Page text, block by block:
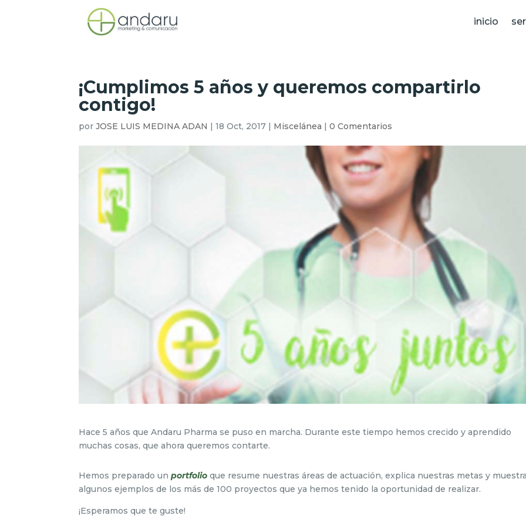
inicio
¡Cumplimos 5 años y queremos compartirlo
contigo!
porJOSE LUIS MEDINA ADAN |18 Oct, 2017 | Miscelánea |0 Comentarios
Hace 5 años que Andaru Pharma se puso en marcha. Durante este tiempo hemos crecido y aprendido
muchas cosas, que ahora queremos contarte.
Hemos preparado unportfolio que resume nuestras áreas de actuación, explica nuestras metas y
algunos ejemplos de los más de 100 proyectos que ya hemos tenido la oportunidad de realizar.
¡Esperamos que te guste!